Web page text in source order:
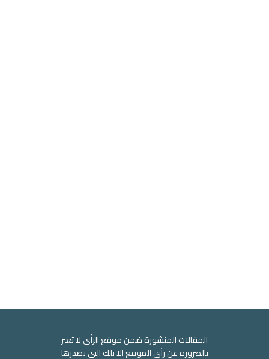
المقالات المنشورة ضمن موقع الرأي لا تعبر
بالضرورة عن رأي الموقع الا تلك التي تصدرها